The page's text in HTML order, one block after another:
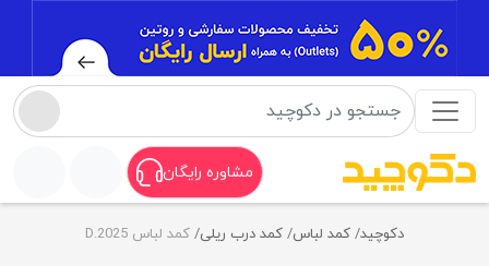
مشاوره رایگان
دکوچید کمد لباس کمد درب ریلی کمد لباس D.2025